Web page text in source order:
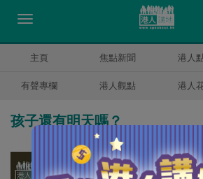
主頁 焦點新聞 港人
有聲專欄 港人觀點 港人
孩子還有明天嗎？